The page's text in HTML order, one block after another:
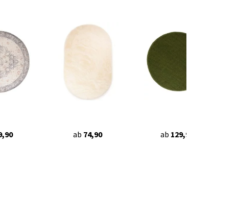
ab 74,90 ab 129,90